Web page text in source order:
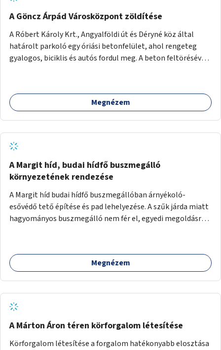
A Göncz Árpád Városközpont zöldítése
A Róbert Károly Krt., Angyalföldi út és Déryné köz által
határolt parkoló egy óriási betonfelület, ahol rengeteg
gyalogos, biciklis és autós fordul meg. A beton feltörésével,
menti járda és a parkoló közé kellene egy zöld sáv,
virágágyásokkal a meglévő fák alá, a lakóépület felőli két
Megnézem
A Margit híd, budai hídfő buszmegálló
környezetének rendezése
A Margit híd budai hídfő buszmegállóban árnyékoló-
esővédő tető építése és pad lehelyezése. A szűk járda miatt
hagyományos buszmegálló nem fér el, egyedi megoldásra
Megnézem
A Márton Áron téren körforgalom létesítése
Körforgalom létesítése a forgalom hatékonyabb elosztása